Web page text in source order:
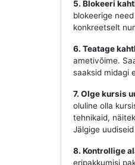
5. Blokeeri
blokeerige
konkreetselt
6. Teatage
ametivõime.
saaksid midagi
7. Olge kursis
oluline olla
tehnikaid,
Jälgige
8. Kontrollige
eripakkumisi